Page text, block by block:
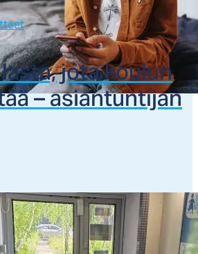
jo­ta kou­lun
– asian­tun­ti­jan